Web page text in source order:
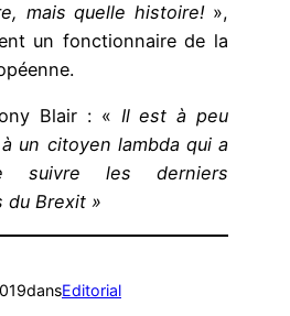
mais quelle histoire! »,
un fonctionnaire de la
Blair : « Il est à peu
un citoyen lambda qui a
suivre les derniers
du Brexit »
dansEditorial